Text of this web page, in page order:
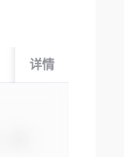
起运国/地区
详情